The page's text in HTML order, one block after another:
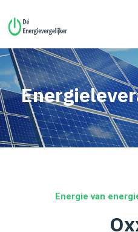
Energie van